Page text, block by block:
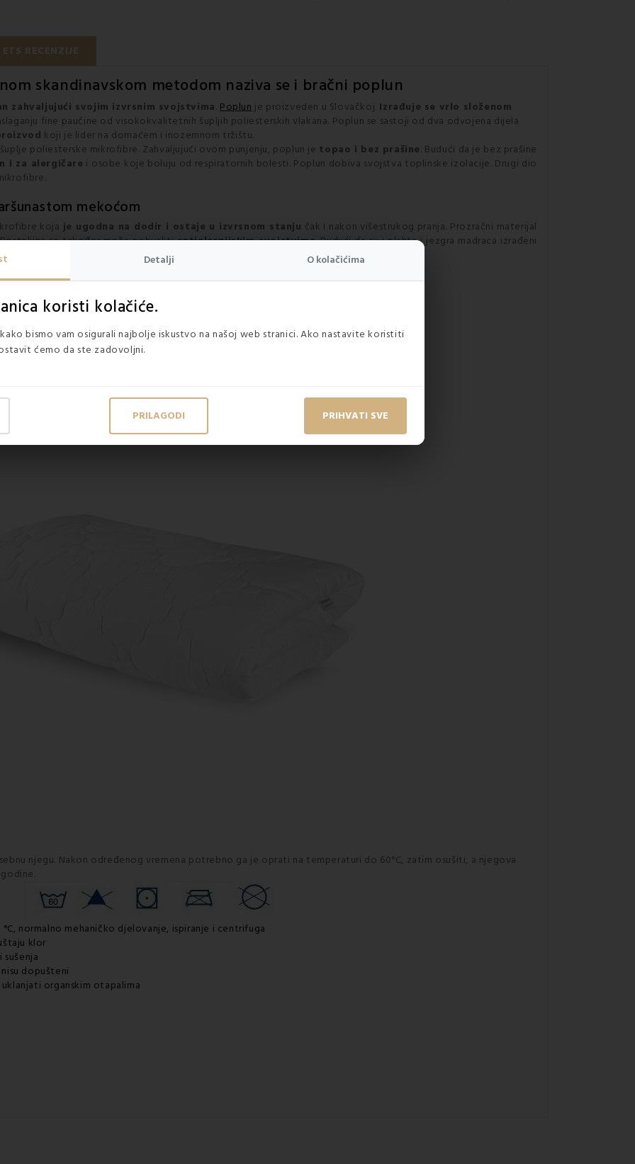
Detalji O kolačićima
koristi kolačiće.
bismo vam osigurali najbolje iskustvo na našoj web stranici. Ako nastavite koristiti
ćemo da ste zadovoljni.
PRILAGODI PRIHVATI SVE
ETS RECENZIJE
skandinavskom metodom naziva se i bračni poplun
zahvaljujući svojim izvrsnim svojstvima.Poplunje proizveden u Slovačkoj. Izrađuje se vrlo složenom
fine paučine od visokokvalitetnih šupljih poliesterskih vlakana. Poplun se sastoji od dva odvojena dijela
koji je lider na domaćem i inozemnom tržištu.
poliesterske mikrofibre. Zahvaljujući ovom punjenju, poplun je topao i bez prašine. Budući da je bez prašine
i za alergičare i osobe koje boluju od respiratornih bolesti. Poplun dobiva svojstva toplinske izolacije. Drugi dio
mekoćom
koja je ugodna na dodir i ostaje u izvrsnom stanju čak i nakon višestrukog pranja. Prozračni materijal
se također može pohvalitiantialergijskim svojstvima. Budući da su i plahta i jezgra madraca izrađeni
sprječavaju njihovu pojavu i razmnožavanje
sustava i alergijskim bolestima
njegu. Nakon određenog vremena potrebno ga je oprati na temperaturi do 60°C, zatim osušiti, a njegova
normalno mehaničko djelovanje, ispiranje i centrifuga
klor
dopušteni
organskim otapalima